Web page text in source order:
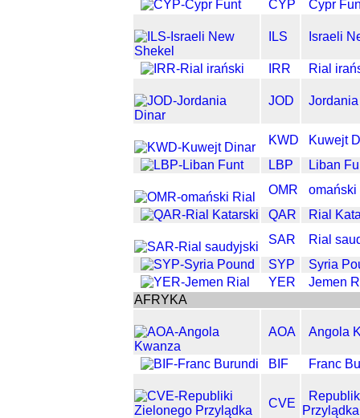
CYP
Cypr
ILS Israeli
IRR Rial
JOD
KWD
Kuwejt
LBP
Liban
OMR
omański
QAR
Rial
SAR
Rial
SYP
Syria
YER
Jemen
AFRYKA
AOA Angola
BIF Franc
CVE